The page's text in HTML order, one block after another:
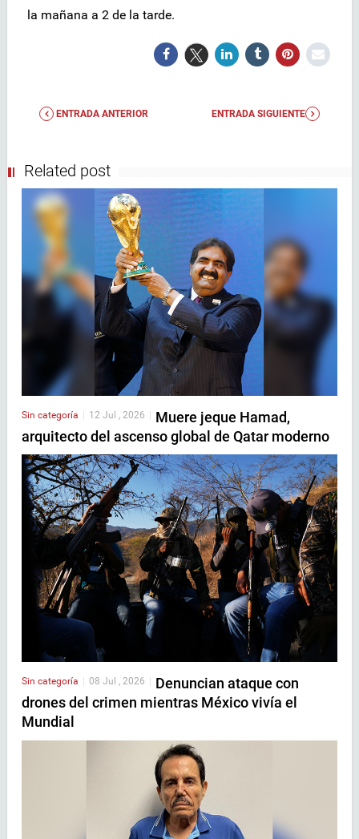
la mañana a 2 de la tarde.
ENTRADA ANTERIOR ENTRADA SIGUIENTE
Related post
Sin categoría 12 Jul , 2026
Muere jeque Hamad,
arquitecto del ascenso global de Qatar moderno
Sin categoría 08 Jul , 2026
Denuncian ataque con
drones del crimen mientras México vivía el
Mundial